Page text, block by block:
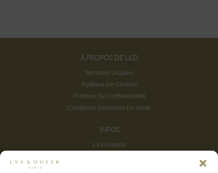
À PROPOS DE L&D
Mentions Légales
Politique De Cookies
Politique De Confidentialité
Conditions Générales De Vente
INFOS
La Livraison